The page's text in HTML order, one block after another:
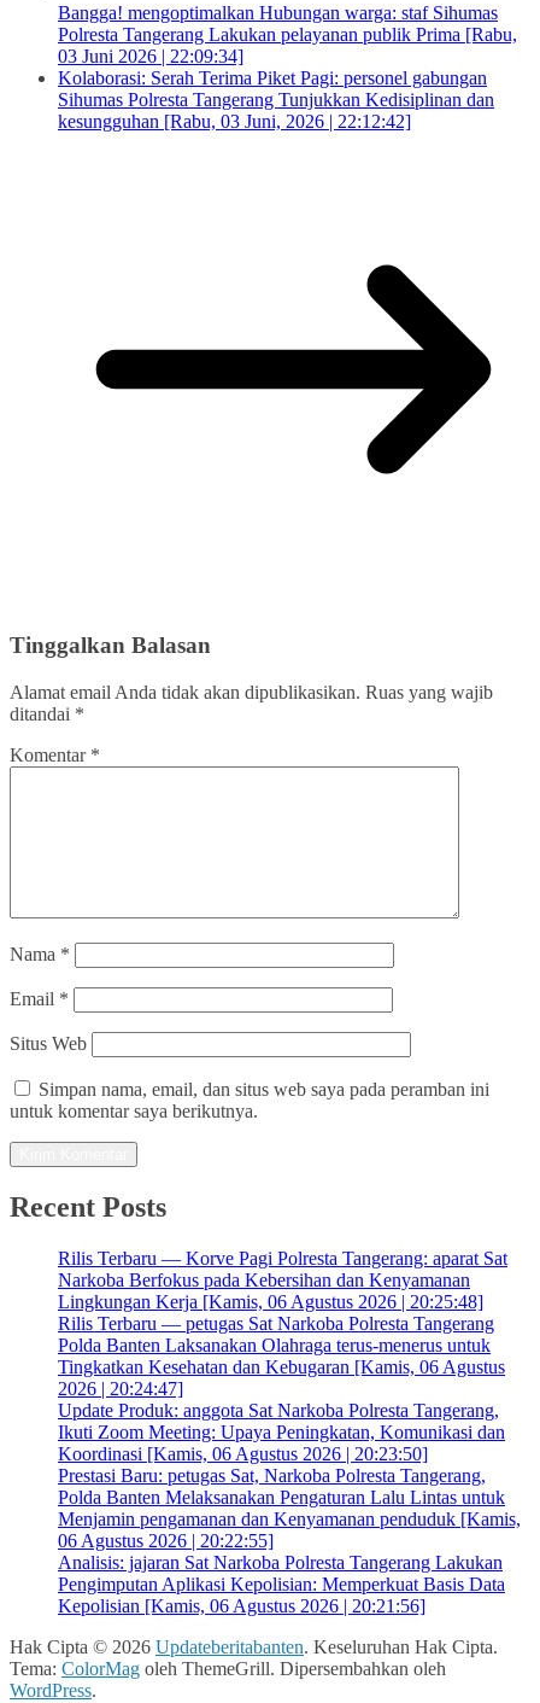
Bangga! mengoptimalkan Hubungan warga: staf Sihumas
Polresta Tangerang Lakukan pelayanan publik Prima [Rabu,
03 Juni 2026 | 22:09:34]
Kolaborasi: Serah Terima Piket Pagi: personel gabungan
Sihumas Polresta Tangerang Tunjukkan Kedisiplinan dan
kesungguhan [Rabu, 03 Juni, 2026 | 22:12:42]
Tinggalkan Balasan
Alamat email Anda tidak akan dipublikasikan. Ruas yang wajib
ditandai *
Komentar *
Nama *
Email *
Situs Web
Simpan nama, email, dan situs web saya pada peramban ini
untuk komentar saya berikutnya.
Recent Posts
Rilis Terbaru — Korve Pagi Polresta Tangerang: aparat Sat
Narkoba Berfokus pada Kebersihan dan Kenyamanan
Lingkungan Kerja [Kamis, 06 Agustus 2026 | 20:25:48]
Rilis Terbaru — petugas Sat Narkoba Polresta Tangerang
Polda Banten Laksanakan Olahraga terus-menerus untuk
Tingkatkan Kesehatan dan Kebugaran [Kamis, 06 Agustus
2026 | 20:24:47]
Update Produk: anggota Sat Narkoba Polresta Tangerang,
Ikuti Zoom Meeting: Upaya Peningkatan, Komunikasi dan
Koordinasi [Kamis, 06 Agustus 2026 | 20:23:50]
Prestasi Baru: petugas Sat, Narkoba Polresta Tangerang,
Polda Banten Melaksanakan Pengaturan Lalu Lintas untuk
Menjamin pengamanan dan Kenyamanan penduduk [Kamis,
06 Agustus 2026 | 20:22:55]
Analisis: jajaran Sat Narkoba Polresta Tangerang Lakukan
Pengimputan Aplikasi Kepolisian: Memperkuat Basis Data
Kepolisian [Kamis, 06 Agustus 2026 | 20:21:56]
Hak Cipta © 2026 Updateberitabanten. Keseluruhan Hak Cipta.
Tema: ColorMag oleh ThemeGrill. Dipersembahkan oleh
WordPress.